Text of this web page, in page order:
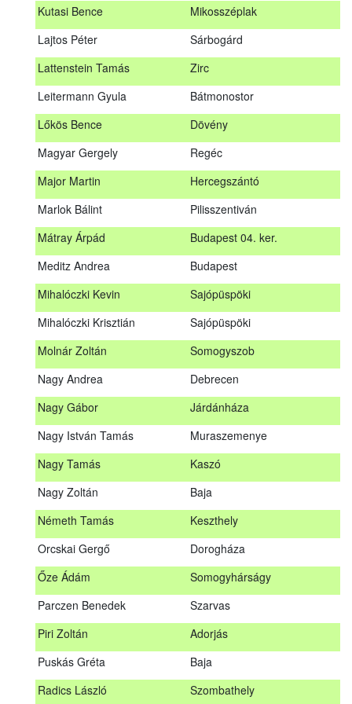
Kutasi Bence
Mikosszéplak
Lajtos Péter
Sárbogárd
Lattenstein Tamás
Zirc
Leitermann Gyula
Bátmonostor
Lőkös Bence
Dövény
Magyar Gergely
Regéc
Major Martin
Hercegszántó
Marlok Bálint
Pilisszentiván
Mátray Árpád
Budapest 04. ker.
Meditz Andrea
Budapest
Mihalóczki Kevin
Sajópüspöki
Mihalóczki Krisztián
Sajópüspöki
Molnár Zoltán
Somogyszob
Nagy Andrea
Debrecen
Nagy Gábor
Járdánháza
Nagy István Tamás
Muraszemenye
Nagy Tamás
Kaszó
Nagy Zoltán
Baja
Németh Tamás
Keszthely
Orcskai Gergő
Dorogháza
Őze Ádám
Somogyhárságy
Parczen Benedek
Szarvas
Piri Zoltán
Adorjás
Puskás Gréta
Baja
Radics László
Szombathely
A továbbképzés vizsgával zárul!
Jelentkezés, lemondás
Jelentkezni a továbbképzésre kizárólag a Nébih honlapján
elhelyezett űrlapon lehet. A jelentkezés elfogadásáról
Kovács Dániel
Sárbogárd
Lattenstein Tamás
Zirc
Leitermann Gyula
Bátmonostor
Magyar Gergely
Regéc
Hercegszántó
Pilisszentiván
Budapest 04. ker.
Budapest
Mihalóczki Kevin
Mihalóczki Krisztián
Molnár Zoltán
Somogyszob
Nagy Andrea
Nagy Gábor
Járdánháza
Muraszemenye
Nagy Tamás
Kaszó
Keszthely
Dorogháza